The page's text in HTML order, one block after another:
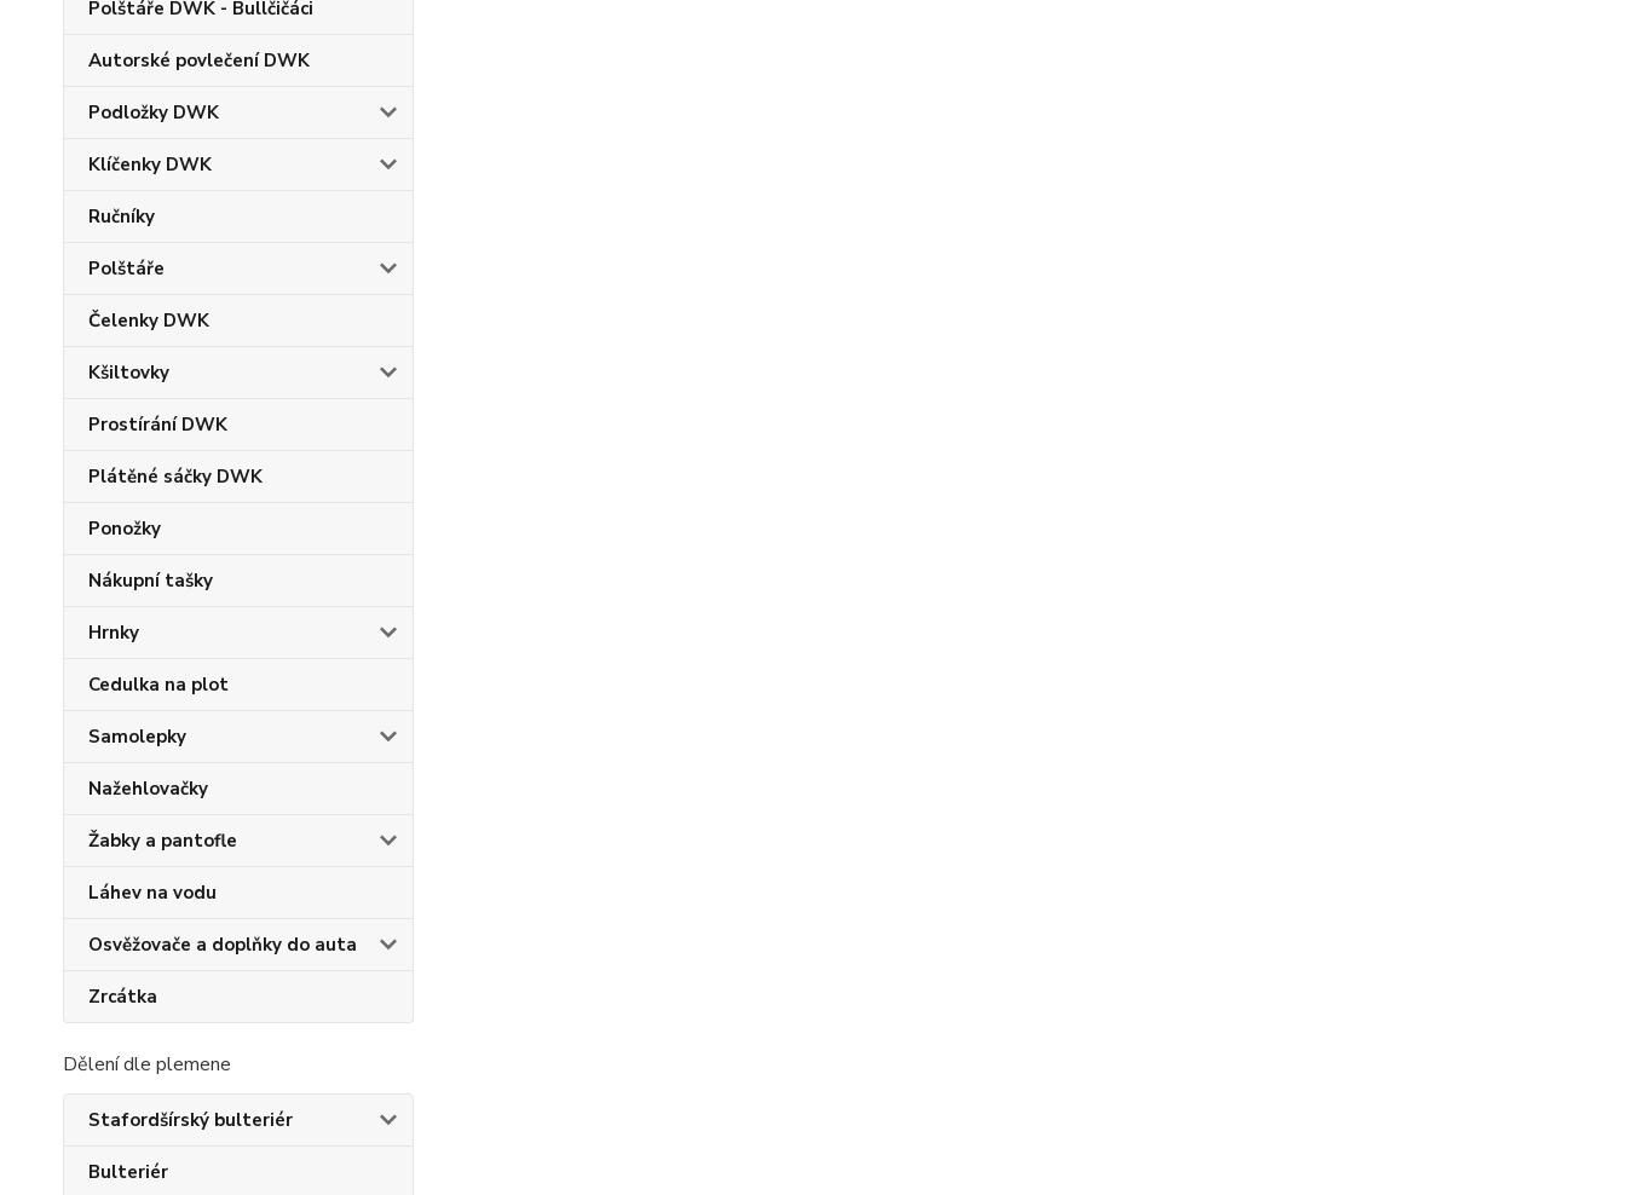
Polštáře DWK - Bullčičáci
Autorské povlečení DWK
Podložky DWK
Klíčenky DWK
Ručníky
Polštáře
Čelenky DWK
Kšiltovky
Prostírání DWK
Plátěné sáčky DWK
Ponožky
Nákupní tašky
Hrnky
Cedulka na plot
Samolepky
Nažehlovačky
Žabky a pantofle
Láhev na vodu
Osvěžovače a doplňky do auta
Zrcátka
Dělení dle plemene
Stafordšírský bulteriér
Bulteriér